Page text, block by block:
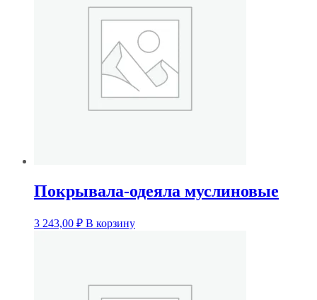
Покрывала-одеяла муслиновые
3 243,00 ₽ В корзину